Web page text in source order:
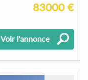
83000 €
Voir l'annonce